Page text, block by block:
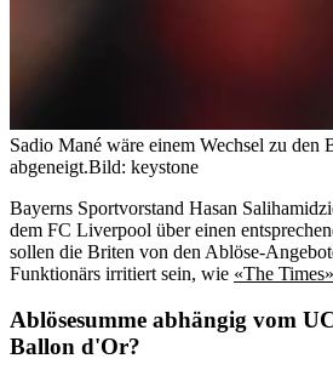
Sadio Mané wäre einem Wechsel zu den
abgeneigt.Bild: keystone
Bayerns Sportvorstand Hasan
dem FC Liverpool über einen
sollen die Briten von den Ablöse-
Funktionärs irritiert sein, wie «The Times»
Ablösesumme abhängig vom
Ballon d'Or?